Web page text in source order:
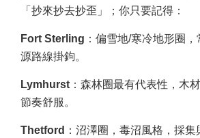
「抄來抄去抄歪」；你只要記得：
Fort Sterling ：偏雪地/寒冷地形圈
源路線掛鉤。
Lymhurst ：森林圈最有代表性，木
節奏舒服。
Thetford ：沼澤圈，毒沼風格，採